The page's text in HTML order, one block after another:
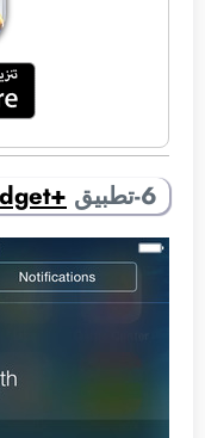
6-تطبيق +Reminder:Widget